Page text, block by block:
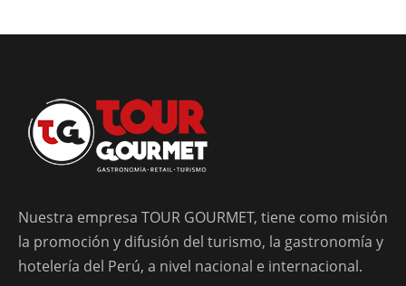
Nuestra empresa TOUR GOURMET, tiene como misión
la promoción y difusión del turismo, la gastronomía y
hotelería del Perú, a nivel nacional e internacional.